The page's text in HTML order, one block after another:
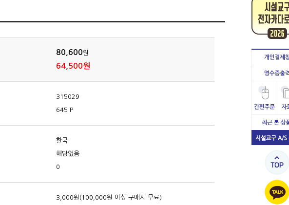
80,600원
64,500원
315029
645 P
한국
해당없음
0
3,000원(100,000원 이상 구매시 무료)